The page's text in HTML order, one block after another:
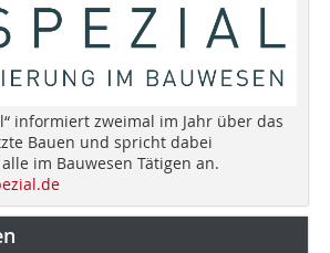
informiert zweimal im Jahr über das
Bauen und spricht dabei
im Bauwesen Tätigen an.